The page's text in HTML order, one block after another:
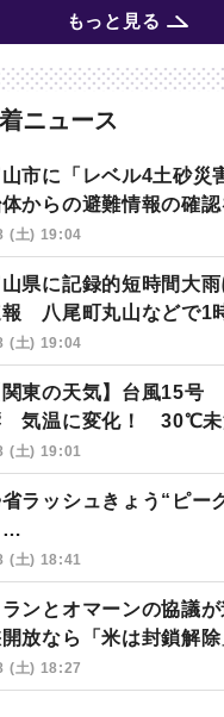
もっと見る
ニュース
市に「レベル4土砂
からの避難情報の確認
(土) 19:04
県に記録的短時間大
八尾町丸山などで1
(土) 19:04
関東の天気】台風15号
気温に変化！ 30℃未
(土) 19:01
省ラッシュきょう“ピ
…
(土) 18:41
ンとオマーンの協議
放なら「米は封鎖解
(土) 18:27